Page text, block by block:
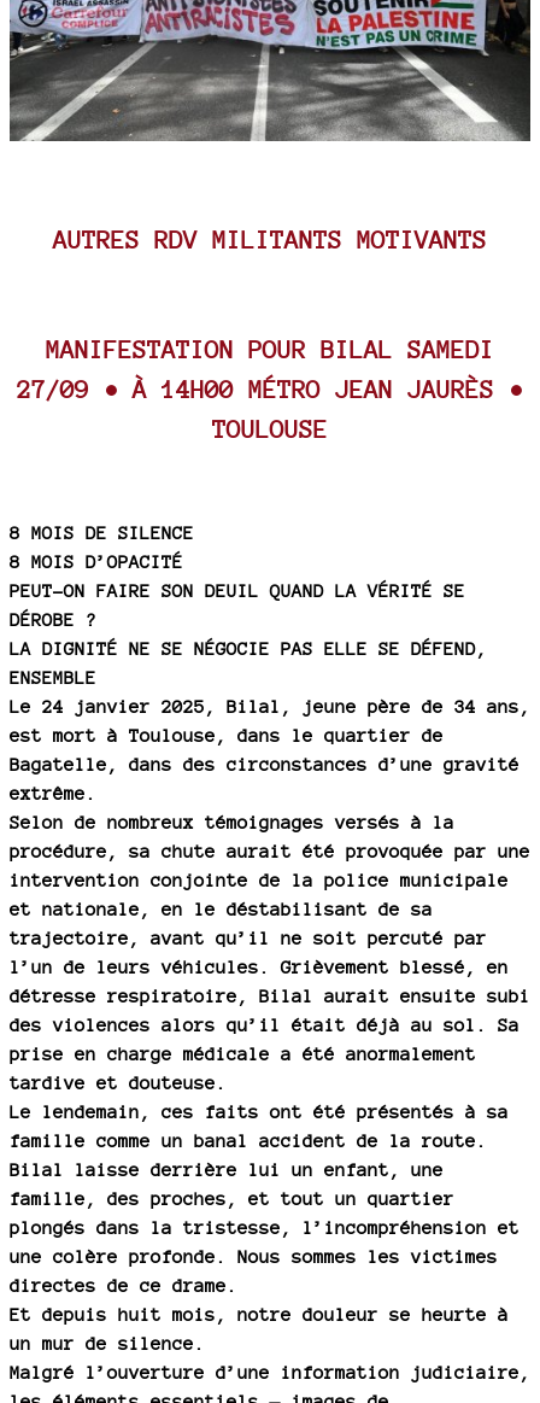
AUTRES RDV MILITANTS MOTIVANTS
MANIFESTATION POUR BILAL SAMEDI
27/09 • À 14H00 MÉTRO JEAN JAURÈS •
TOULOUSE
8 MOIS DE SILENCE
8 MOIS D’OPACITÉ
PEUT-ON FAIRE SON DEUIL QUAND LA VÉRITÉ SE
DÉROBE ?
LA DIGNITÉ NE SE NÉGOCIE PAS ELLE SE DÉFEND,
ENSEMBLE
Le 24 janvier 2025, Bilal, jeune père de 34 ans,
est mort à Toulouse, dans le quartier de
Bagatelle, dans des circonstances d’une gravité
extrême.
Selon de nombreux témoignages versés à la
procédure, sa chute aurait été provoquée par une
intervention conjointe de la police municipale
et nationale, en le déstabilisant de sa
trajectoire, avant qu’il ne soit percuté par
l’un de leurs véhicules. Grièvement blessé, en
détresse respiratoire, Bilal aurait ensuite subi
des violences alors qu’il était déjà au sol. Sa
prise en charge médicale a été anormalement
tardive et douteuse.
Le lendemain, ces faits ont été présentés à sa
famille comme un banal accident de la route.
Bilal laisse derrière lui un enfant, une
famille, des proches, et tout un quartier
plongés dans la tristesse, l’incompréhension et
une colère profonde. Nous sommes les victimes
directes de ce drame.
Et depuis huit mois, notre douleur se heurte à
un mur de silence.
Malgré l’ouverture d’une information judiciaire,